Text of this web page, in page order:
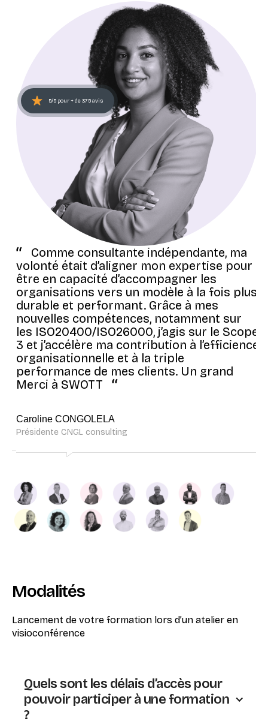
5/5 pour + de 375 avis
Comme consultante indépendante, ma
volonté était d’aligner mon expertise pour
être en capacité d’accompagner les
organisations vers un modèle à la fois plus
durable et performant. Grâce à mes
nouvelles compétences, notamment sur
les ISO20400/ISO26000, j’agis sur le Scope
3 et j’accélère ma contribution à l’efficience
organisationnelle et à la triple
performance de mes clients. Un grand
Merci à SWOTT
Caroline CONGOLELA
Présidente CNGL consulting
Modalités
Lancement de votre formation lors d’un atelier en
visioconférence
Quels sont les délais d’accès pour
pouvoir participer à une formation
?